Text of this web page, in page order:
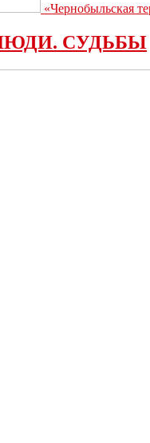
«Чернобыльская
СУДЬБЫ